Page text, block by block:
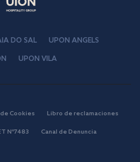
DO SAL UPON ANGELS
UPON VILA
Cookies Libro de reclamaciones
Nº7483 Canal de Denuncia